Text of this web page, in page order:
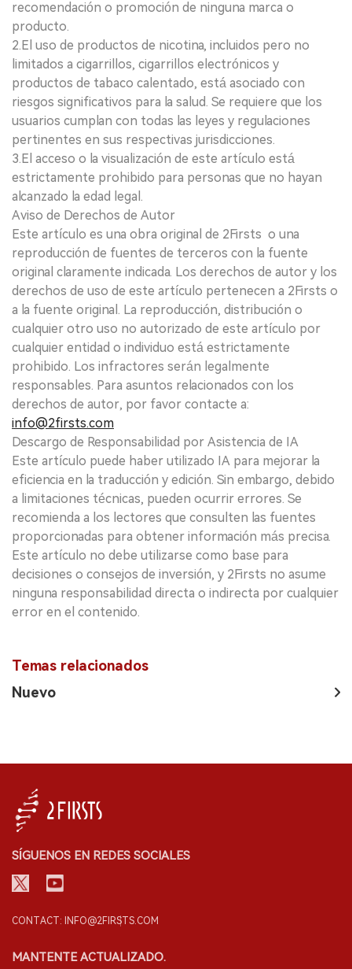
recomendación o promoción de ninguna marca o
producto.
2.El uso de productos de nicotina, incluidos pero no
limitados a cigarrillos, cigarrillos electrónicos y
productos de tabaco calentado, está asociado con
riesgos significativos para la salud. Se requiere que los
usuarios cumplan con todas las leyes y regulaciones
pertinentes en sus respectivas jurisdicciones.
3.El acceso o la visualización de este artículo está
estrictamente prohibido para personas que no hayan
alcanzado la edad legal.
Aviso de Derechos de Autor
Este artículo es una obra original de 2Firsts o una
reproducción de fuentes de terceros con la fuente
original claramente indicada. Los derechos de autor y los
derechos de uso de este artículo pertenecen a 2Firsts o
a la fuente original. La reproducción, distribución o
cualquier otro uso no autorizado de este artículo por
cualquier entidad o individuo está estrictamente
prohibido. Los infractores serán legalmente
responsables. Para asuntos relacionados con los
derechos de autor, por favor contacte a:
info@2firsts.com
Descargo de Responsabilidad por Asistencia de IA
Este artículo puede haber utilizado IA para mejorar la
eficiencia en la traducción y edición. Sin embargo, debido
a limitaciones técnicas, pueden ocurrir errores. Se
recomienda a los lectores que consulten las fuentes
proporcionadas para obtener información más precisa.
Este artículo no debe utilizarse como base para
decisiones o consejos de inversión, y 2Firsts no asume
ninguna responsabilidad directa o indirecta por cualquier
error en el contenido.
Temas relacionados
Nuevo
SÍGUENOS EN REDES SOCIALES
CONTACT: INFO@2FIRSTS.COM
MANTENTE ACTUALIZADO.